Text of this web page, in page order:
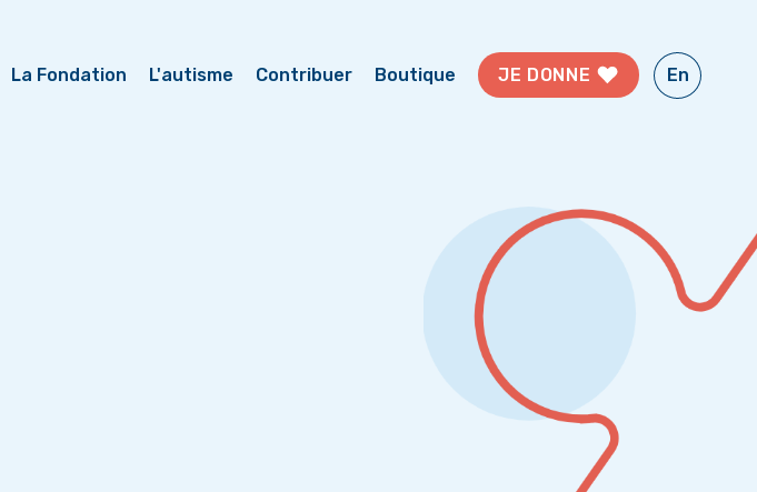
La Fondation L'autisme Contribuer Boutique JE DONNE En